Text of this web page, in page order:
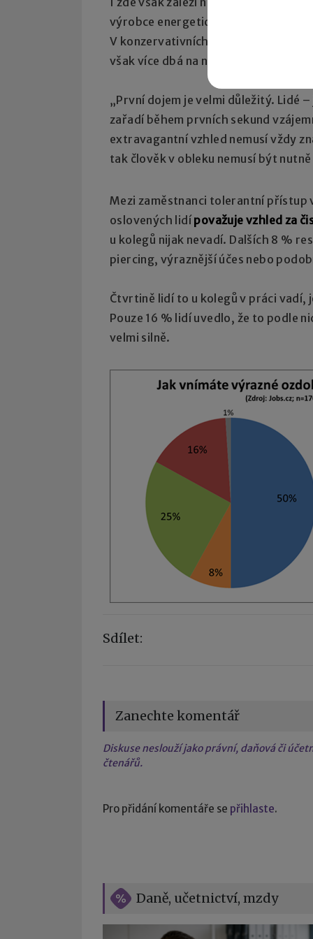
výrobce energetických nápojů je to
V konzervativních odvětvích, jako
však více dbá na neutrální či zcela
„První dojem je velmi důležitý. Lidé
zařadí během prvních sekund
extravagantní vzhled nemusí vždy
tak člověk v obleku nemusí být
Mezi zaměstnanci tolerantní přístup
oslovených lidí považuje vzhled za
u kolegů nijak nevadí. Dalších 8 %
piercing, výraznější účes nebo
Čtvrtině lidí to u kolegů v práci vadí,
Pouze 16 % lidí uvedlo, že to podle
velmi silně.
Sdílet:
Zanechte komentář
Diskuse neslouží jako právní, daňová či
čtenářů.
Pro přidání komentáře se přihlaste.
Daně, učetnictví, mzdy